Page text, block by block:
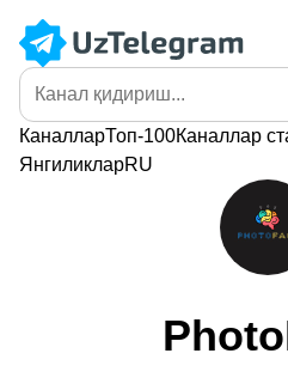
КаналларТоп-100Каналлар
ЯнгиликларRU